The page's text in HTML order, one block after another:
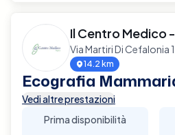
Il Centro Medico
Via Martiri Di Cefalonia
14.2 km
Ecografia
Vedi altre prestazioni
Prima disponibilità